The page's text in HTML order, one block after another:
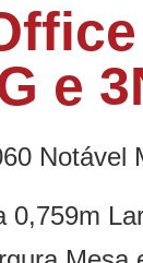
e
Notável
0,759m